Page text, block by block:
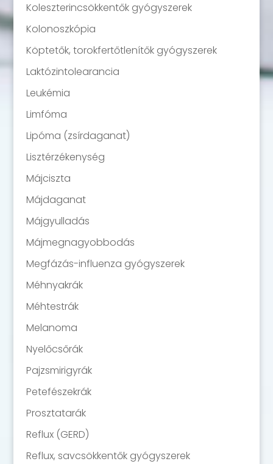
Koleszterincsökkentők gyógyszerek
Kolonoszkópia
Köptetők, torokfertőtlenítők gyógyszerek
Laktózintolearancia
Leukémia
Limfóma
Lipóma (zsírdaganat)
Lisztérzékenység
Májciszta
Májdaganat
Májgyulladás
Májmegnagyobbodás
Megfázás-influenza gyógyszerek
Méhnyakrák
Méhtestrák
Melanoma
Nyelőcsőrák
Pajzsmirigyrák
Petefészekrák
Prosztatarák
Reflux (GERD)
Reflux, savcsökkentők gyógyszerek